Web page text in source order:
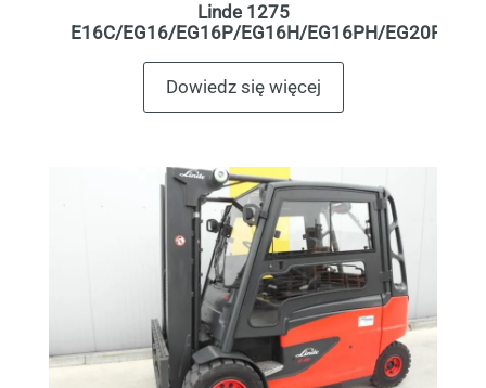
Linde 1275
E16C/EG16/EG16P/EG16H/EG16PH/EG20PH
Dowiedz się więcej